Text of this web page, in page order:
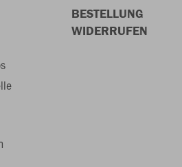
BESTELLUNG
WIDERRUFEN